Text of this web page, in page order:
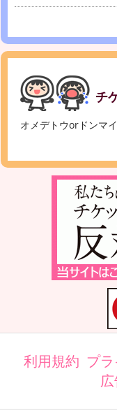
チ
オメデトウorドンマ
利用規約 プ